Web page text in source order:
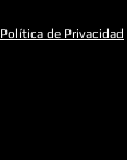
Política de Privacidad